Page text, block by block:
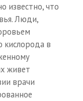
известно, что
Люди,
кислорода в
живет
врачи